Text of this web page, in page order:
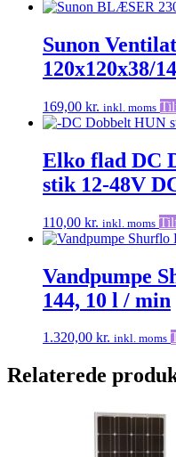
Sunon
120x120x38/
169,00 kr. inkl. moms
Elko flad DC
stik 12-48V
110,00 kr. inkl. moms
Vandpumpe
144, 10 l / min
1.320,00 kr. inkl. moms
Relaterede